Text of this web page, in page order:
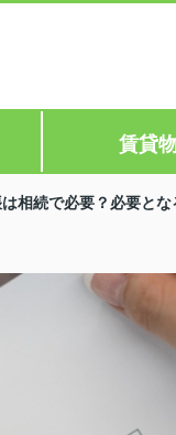
賃貸
相続で必要？必要と